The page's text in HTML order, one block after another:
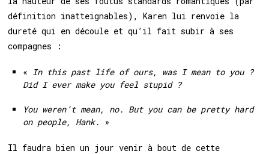
définition inatteignables), Karen lui renvoie la
dureté qui en découle et qu’il fait subir à ses
compagnes :
«
In this past life of ours, was I mean to you ?
Did I ever make you feel stupid ?
You weren’t mean, no. But you can be pretty hard
on people, Hank. »
Il faudra bien un jour venir à bout de cette